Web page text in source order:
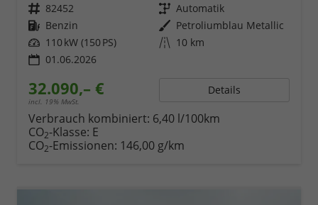
Fahrzeugnr. 82452 Getriebe Automatik
Kraftstoff Benzin Außenfarbe Petroliumblau Metallic
Leistung 110 kW (150 PS) Kilometerstand 10 km
01.06.2026
32.090,– €
incl. 19% MwSt.
Details
Verbrauch kombiniert: 6,40 l/100km
CO2-Klasse: E
CO2-Emissionen: 146,00 g/km